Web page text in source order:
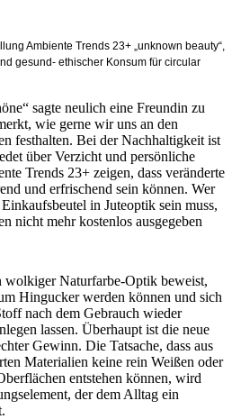
Ambiente Trends 23+ „unknown beauty“,
gesund- ethischer Konsum für circular
sagte neulich eine Freundin zu
wie gerne wir uns an den
festhalten. Bei der Nachhaltigkeit ist
über Verzicht und persönliche
Trends 23+ zeigen, dass veränderte
und erfrischend sein können. Wer
in Juteoptik sein muss,
nicht mehr kostenlos ausgegeben
wolkiger Naturfarbe-Optik beweist,
Hingucker werden können und sich
nach dem Gebrauch wieder
lassen. Überhaupt ist die neue
Gewinn. Die Tatsache, dass aus
Materialien keine rein Weißen oder
entstehen können, wird
der dem Alltag ein